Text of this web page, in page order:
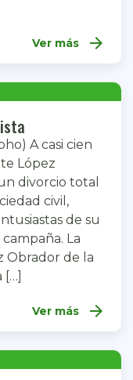
Ver más arrow_forward
A casi cien
López
divorcio total
civil,
de su
La
Obrador de la
[…]
Ver más arrow_forward